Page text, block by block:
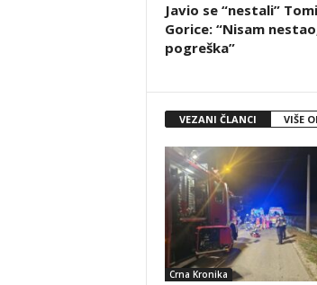
Javio se “nestali”
Gorice: “Nisam
pogreška”
VEZANI ČLANCI VIŠE
Crna Kronika